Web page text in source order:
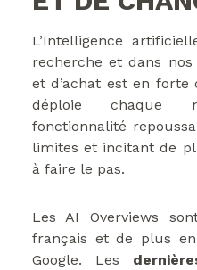
L’Intelligence
recherche et dans
et d’achat est en forte
déploie chaque
fonctionnalité
limites et incitant de
à faire le pas.
Les AI Overviews
français et de plus
Google. Les